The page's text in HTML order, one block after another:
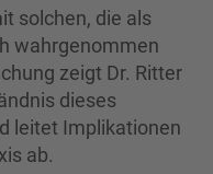
solchen, die als
wahrgenommen
zeigt Dr. Ritter
dieses
leitet Implikationen
ab.